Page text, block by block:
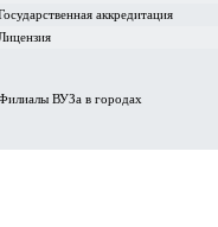
аккредитация
ВУЗа в городах